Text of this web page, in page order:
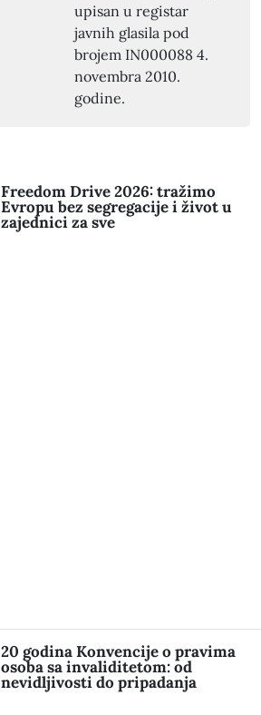
upisan u registar
javnih glasila pod
brojem IN000088 4.
novembra 2010.
godine.
Freedom Drive 2026: tražimo
Evropu bez segregacije i život u
zajednici za sve
20 godina Konvencije o pravima
osoba sa invaliditetom: od
nevidljivosti do pripadanja